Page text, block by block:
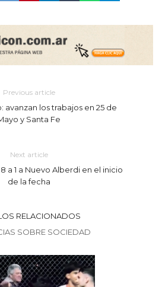
Previous article
avanzan los trabajos en 25 de
y Santa Fe
Next article
a 1 a Nuevo Alberdi en el inicio
de la fecha
RELACIONADOS
SOBRE SOCIEDAD